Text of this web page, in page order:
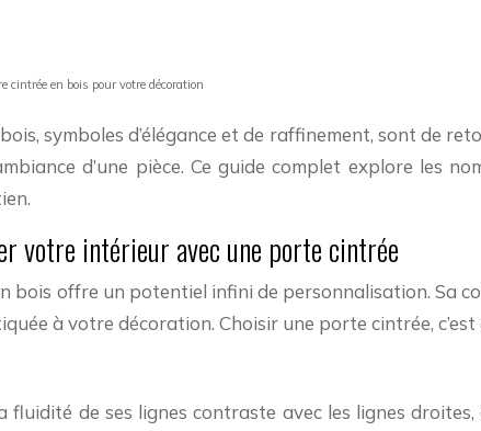
cintrée en bois pour votre décoration
symboles d’élégance et de raffinement, sont de
d’une pièce. Ce guide complet explore les
votre intérieur avec une porte cintrée
bois offre un potentiel infini de personnalisation. Sa
à votre décoration. Choisir une porte cintrée,
fluidité de ses lignes contraste avec les lignes